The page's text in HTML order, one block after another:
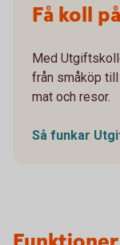
Få koll
Med
från småköp
mat och resor.
Så funkar